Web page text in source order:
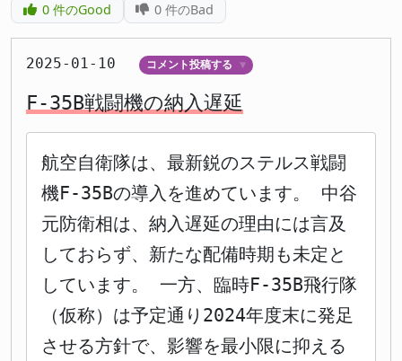
0件のGood 0 件のBad
2025-01-10 コメント投稿する ▼
F-35B戦闘機の納入遅延
航空自衛隊は、最新鋭のステルス戦闘
機F-35Bの導入を進めています。 中谷
元防衛相は、納入遅延の理由には言及
しておらず、新たな配備時期も未定と
しています。 一方、臨時F-35B飛行隊
（仮称）は予定通り2024年度末に発足
させる方針で、影響を最小限に抑える